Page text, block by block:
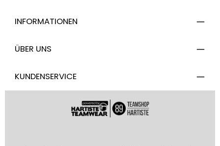
INFORMATIONEN
ÜBER UNS
KUNDENSERVICE